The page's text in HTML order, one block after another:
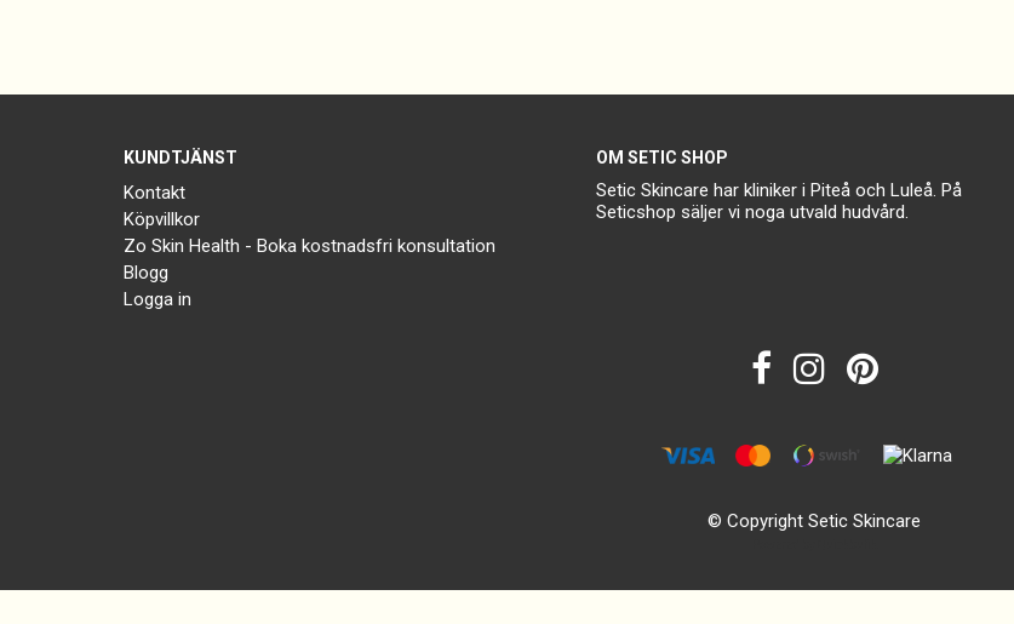
KUNDTJÄNST
Kontakt
Köpvillkor
Zo Skin Health - Boka kostnadsfri konsultation
Blogg
Logga in
OM SETIC SHOP
Setic Skincare har kliniker i Piteå och Luleå. På
Seticshop säljer vi noga utvald hudvård.
© Copyright Setic Skincare